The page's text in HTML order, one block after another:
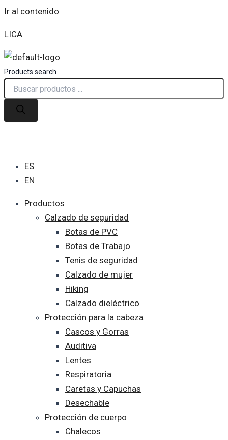
Ir al contenido
LICA
Products search
ES
EN
Productos
Calzado de seguridad
Botas de PVC
Botas de Trabajo
Tenis de seguridad
Calzado de mujer
Hiking
Calzado dieléctrico
Protección para la cabeza
Cascos y Gorras
Auditiva
Lentes
Respiratoria
Caretas y Capuchas
Desechable
Protección de cuerpo
Chalecos